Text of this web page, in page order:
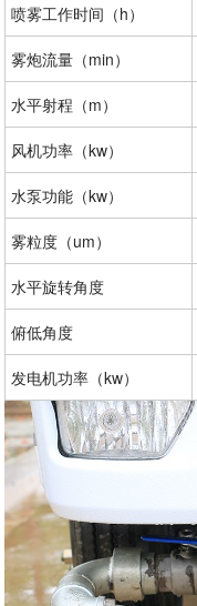
喷雾工作时间（h）
雾炮流量（min）
水平射程（m）
风机功率（kw）
水泵功能（kw）
雾粒度（um）
水平旋转角度
俯低角度
发电机功率（kw）